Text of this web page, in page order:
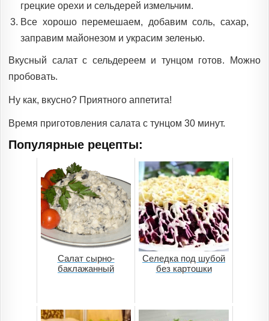
грецкие орехи и сельдерей измельчим.
Все хорошо перемешаем, добавим соль, сахар,
заправим майонезом и украсим зеленью.
Вкусный салат с сельдереем и тунцом готов. Можно
пробовать.
Ну как, вкусно? Приятного аппетита!
Время приготовления салата с тунцом 30 минут.
Популярные рецепты:
Салат сырно-
баклажанный
Селедка под шубой
без картошки